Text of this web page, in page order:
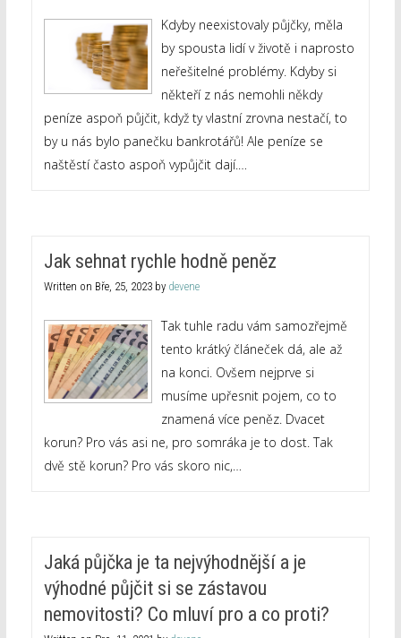
Kdyby neexistovaly půjčky, měla
by spousta lidí v životě i naprosto
neřešitelné problémy. Kdyby si
někteří z nás nemohli někdy
peníze aspoň půjčit, když ty vlastní zrovna nestačí, to
by u nás bylo panečku bankrotářů! Ale peníze se
naštěstí často aspoň vypůjčit dají.…
Jak sehnat rychle hodně peněz
Written on Bře, 25, 2023 by devene
Tak tuhle radu vám samozřejmě
tento krátký článeček dá, ale až
na konci. Ovšem nejprve si
musíme upřesnit pojem, co to
znamená více peněz. Dvacet
korun? Pro vás asi ne, pro somráka je to dost. Tak
dvě stě korun? Pro vás skoro nic,…
Jaká půjčka je ta nejvýhodnější a je
výhodné půjčit si se zástavou
nemovitosti? Co mluví pro a co proti?